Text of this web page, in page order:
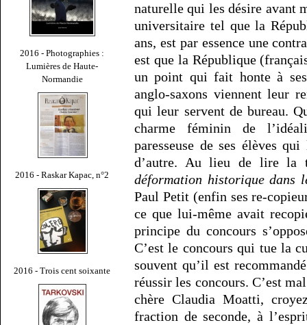
2016 - Photographies :
Lumières de Haute-
Normandie
2016 - Raskar Kapac, n°2
2016 - Trois cent soixante
naturelle qui les désire avant
universitaire tel que la
ans, est par essence une
est que la République
un point qui fait honte à ses
anglo-saxons viennent leur
qui leur servent de bureau.
charme féminin de
paresseuse de ses élèves
d’autre. Au lieu de lire la
déformation historique dans
Paul Petit (enfin ses re-
ce que lui-même avait
principe du concours
C’est le concours qui tue la
souvent qu’il est
réussir les concours. C’est
chère Claudia Moatti,
fraction de seconde, à